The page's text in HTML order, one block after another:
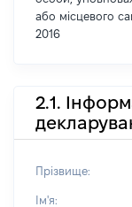
або місцевого
2016
2.1.
Прізвище:
Ім'я: